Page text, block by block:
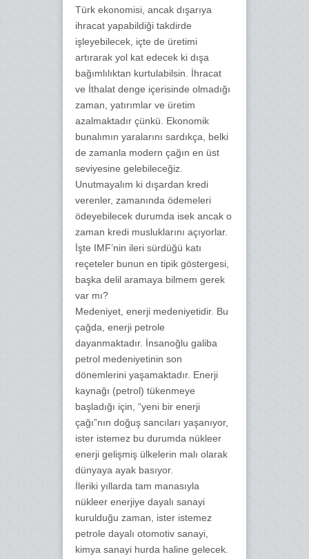
Türk ekonomisi, ancak dışarıya
ihracat yapabildiği takdirde
işleyebilecek, içte de üretimi
artırarak yol kat edecek ki dışa
bağımlılıktan kurtulabilsin. İhracat
ve İthalat denge içerisinde olmadığı
zaman, yatırımlar ve üretim
azalmaktadır çünkü. Ekonomik
bunalımın yaralarını sardıkça, belki
de zamanla modern çağın en üst
seviyesine gelebileceğiz.
Unutmayalım ki dışardan kredi
verenler, zamanında ödemeleri
ödeyebilecek durumda isek ancak o
zaman kredi musluklarını açıyorlar.
İşte IMF’nin ileri sürdüğü katı
reçeteler bunun en tipik göstergesi,
başka delil aramaya bilmem gerek
var mı?
Medeniyet, enerji medeniyetidir. Bu
çağda, enerji petrole
dayanmaktadır. İnsanoğlu galiba
petrol medeniyetinin son
dönemlerini yaşamaktadır. Enerji
kaynağı (petrol) tükenmeye
başladığı için, “yeni bir enerji
çağı”nın doğuş sancıları yaşanıyor,
ister istemez bu durumda nükleer
enerji gelişmiş ülkelerin malı olarak
dünyaya ayak basıyor.
İleriki yıllarda tam manasıyla
nükleer enerjiye dayalı sanayi
kurulduğu zaman, ister istemez
petrole dayalı otomotiv sanayi,
kimya sanayi hurda haline gelecek.